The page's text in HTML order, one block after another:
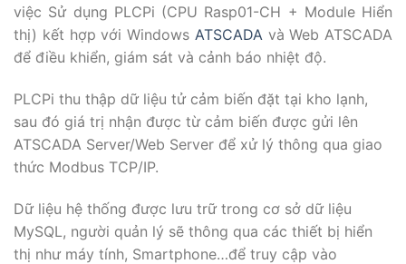
việc Sử dụng PLCPi (CPU Rasp01-CH + Module Hiển
thị) kết hợp với Windows ATSCADAvà Web ATSCADA
để điều khiển, giám sát và cảnh báo nhiệt độ.
PLCPi thu thập dữ liệu tử cảm biến đặt tại kho lạnh,
sau đó giá trị nhận được từ cảm biến được gửi lên
ATSCADA Server/Web Server để xử lý thông qua giao
thức Modbus TCP/IP.
Dữ liệu hệ thống được lưu trữ trong cơ sở dữ liệu
MySQL, người quản lý sẽ thông qua các thiết bị hiển
thị như máy tính, Smartphone…để truy cập vào